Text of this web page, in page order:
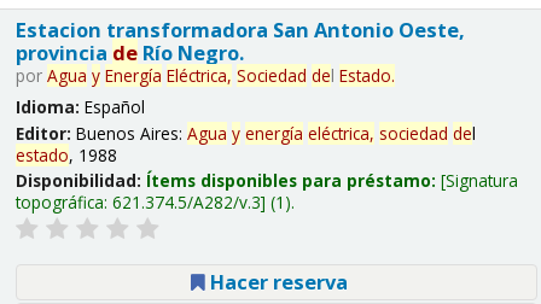
Estacion transformadora San Antonio Oeste,
provincia deRío Negro.
por Agua y Energía Eléctrica, Sociedad del Estado.
Idioma: Español
Editor: Buenos Aires: Agua y energía eléctrica, sociedad del
estado, 1988
Disponibilidad: Ítems disponibles para préstamo: Signatura
topográfica: 621.374.5/A282/v.3 (1).
Hacer reserva